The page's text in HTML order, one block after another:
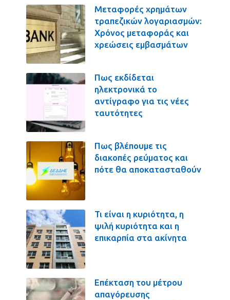
Μεταφορές χρημάτων
τραπεζικών λογαριασμών:
Χρόνος μεταφοράς και
χρεώσεις εμβασμάτων
Πως εκδίδεται
ηλεκτρονικά το
αντίγραφο για τις νέες
ταυτότητες
Πως βλέπουμε τις
διακοπές ρεύματος και
πότε θα αποκατασταθούν
Τι είναι η κυριότητα, η
ψιλή κυριότητα και η
επικαρπία στα ακίνητα
Επέκταση του μέτρου
απαγόρευσης